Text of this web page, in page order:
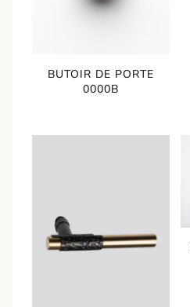
BUTOIR DE PORTE
0000B